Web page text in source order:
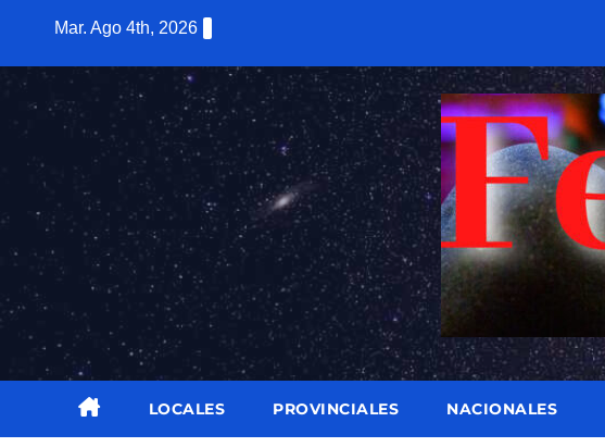
contenido
Mar. Ago 4th, 2026
LOCALES PROVINCIALES NACIONALES